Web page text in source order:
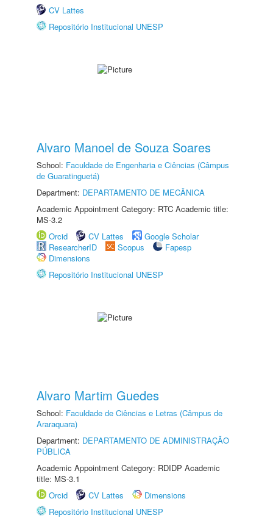
CV Lattes
Repositório Institucional UNESP
Alvaro Manoel de Souza Soares
School: Faculdade de Engenharia e Ciências (Câmpus
de Guaratinguetá)
Department: DEPARTAMENTO DE MECÂNICA
Academic Appointment Category: RTC Academic title:
MS-3.2
Orcid
CV Lattes
Google Scholar
ResearcherID
Scopus
Fapesp
Dimensions
Repositório Institucional UNESP
Alvaro Martim Guedes
School: Faculdade de Ciências e Letras (Câmpus de
Araraquara)
Department: DEPARTAMENTO DE ADMINISTRAÇÃO
PÚBLICA
Academic Appointment Category: RDIDP Academic
title: MS-3.1
Orcid
CV Lattes
Dimensions
Repositório Institucional UNESP